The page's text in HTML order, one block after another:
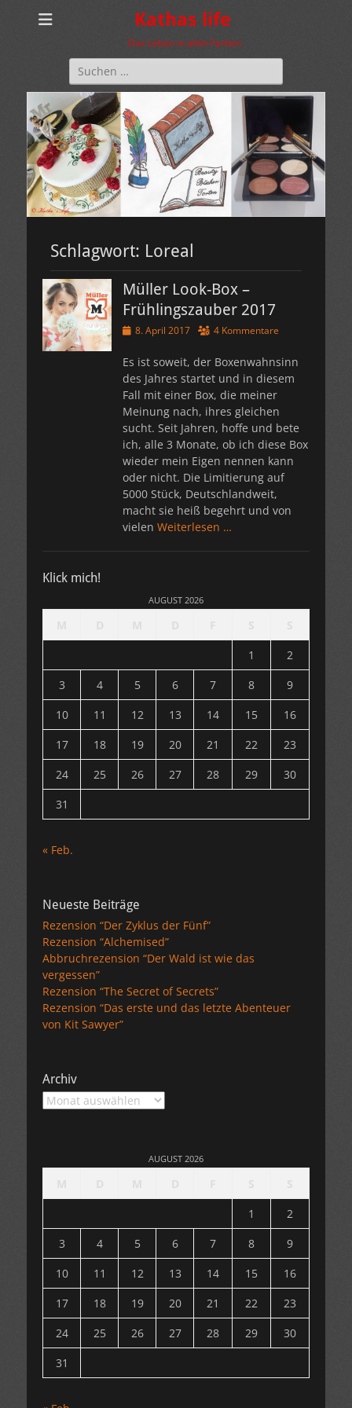
Kathas life
Das Leben in allen Farben
Suchen
nach:
Schlagwort: Loreal
Müller Look-Box –
Frühlingszauber 2017
Veröffentlicht
8. April 2017 4 Kommentare
Es ist soweit, der Boxenwahnsinn
des Jahres startet und in diesem
Fall mit einer Box, die meiner
Meinung nach, ihres gleichen
sucht. Seit Jahren, hoffe und bete
ich, alle 3 Monate, ob ich diese Box
wieder mein Eigen nennen kann
oder nicht. Die Limitierung auf
5000 Stück, Deutschlandweit,
macht sie heiß begehrt und von
vielen Weiterlesen …
Klick mich!
AUGUST 2026
1
2
3
4 5 6 7 8
9
10
11 12 13 14 15
16
17
18 19 20 21 22
23
24
25 26 27 28 29
30
31
« Feb.
Neueste Beiträge
Rezension “Der Zyklus der Fünf”
Rezension “Alchemised”
Abbruchrezension “Der Wald ist wie das
vergessen”
Rezension “The Secret of Secrets”
Rezension “Das erste und das letzte Abenteuer
von Kit Sawyer”
Archiv
Archiv
AUGUST 2026
1
2
3
4 5 6 7 8
9
10
11 12 13 14 15
16
17
18 19 20 21 22
23
24
25 26 27 28 29
30
31